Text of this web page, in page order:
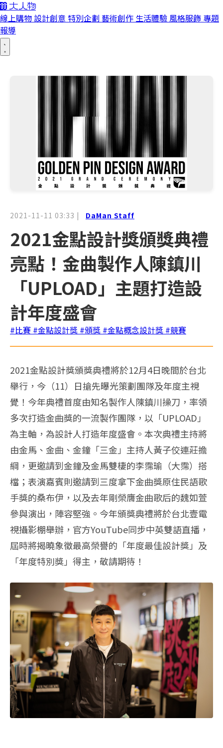
線上購物 設計創意 特別企劃 藝術創作 生活體驗 風格服飾 專題
報導
2021-11-11 03:33 | DaMan Staff
2021金點設計獎頒獎典禮
亮點！金曲製作人陳鎮川
「UPLOAD」主題打造設
計年度盛會
#比賽 #金點設計獎 #頒獎 #金點概念設計獎 #競賽
2021金點設計獎頒獎典禮將於12月4日晚間於台北
舉行，今（11）日搶先曝光策劃團隊及年度主視
覺！今年典禮首度由知名製作人陳鎮川操刀，率領
多次打造金曲獎的一流製作團隊，以「UPLOAD」
為主軸，為設計人打造年度盛會。本次典禮主持將
由金馬、金曲、金鐘「三金」主持人黃子佼連莊擔
綱，更邀請到金鐘及金馬雙棲的李霈瑜（大霈）搭
檔；表演嘉賓則邀請到三度拿下金曲獎原住民語歌
手獎的桑布伊，以及去年剛榮膺金曲歌后的魏如萱
參與演出，陣容堅強。今年頒獎典禮將於台北壹電
視攝影棚舉辦，官方YouTube同步中英雙語直播，
屆時將揭曉象徵最高榮譽的「年度最佳設計獎」及
「年度特別獎」得主，敬請期待！